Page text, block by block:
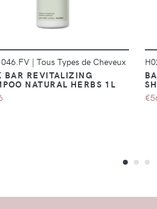
| Tous Types de Cheveux
BAR REVITALIZING
NATURAL HERBS 1L